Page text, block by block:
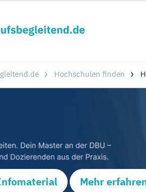
Hochschulen finden
Mehr